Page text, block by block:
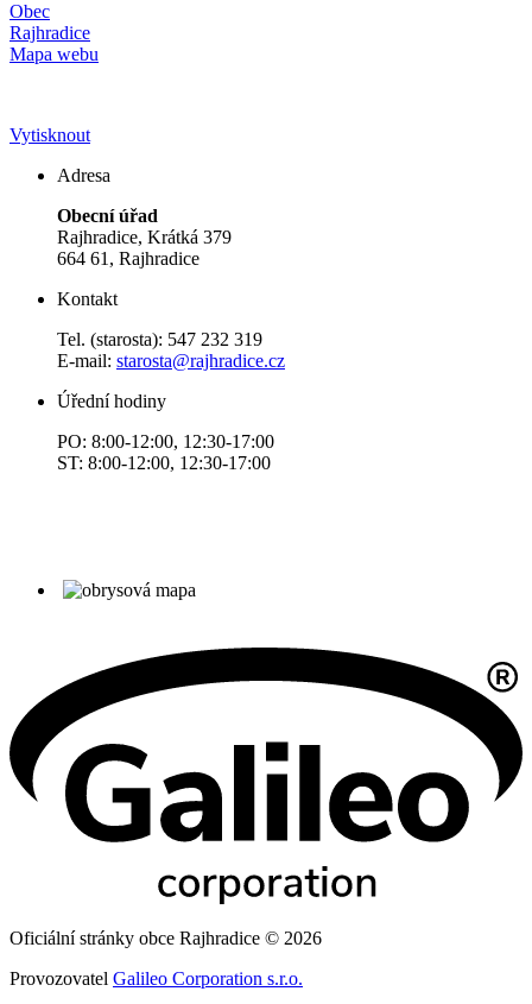
Obec
Rajhradice
Mapa webu
Vytisknout
Adresa
Obecní úřad
Rajhradice, Krátká 379
664 61, Rajhradice
Kontakt
Tel. (starosta): 547 232 319
E-mail: starosta@rajhradice.cz
Úřední hodiny
PO: 8:00-12:00, 12:30-17:00
ST: 8:00-12:00, 12:30-17:00
Oficiální stránky obce Rajhradice © 2026
Provozovatel Galileo Corporation s.r.o.